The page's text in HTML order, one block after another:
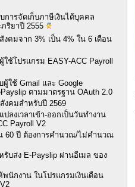
การจัดเก็บภาษีเงินได้บุคคล
ริยาปี 2555
งคมจาก 3% เป็น 4% ใน 6 เดือน
ช้โปรแกรม EASY-ACC Payroll
ผู้ใช้ Gmail และ Google
ตามมาตรฐาน OAuth 2.0
งคมสำหรับปี 2569
ลงเวลาเข้า-ออกเป็นวันทำงาน
Payroll V2
60 ปี ต้องการคำนวณ/ไม่คำนวณ
รับส่ง E-Payslip ผ่านอีเมล ของ
นักงาน ในโปรแกรมเงินเดือน